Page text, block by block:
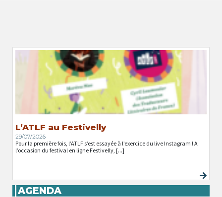
L’ATLF au Festivelly
29/07/2026
Pour la première fois, l’ATLF s’est essayée à l’exercice du live Instagram ! A
l’occasion du festival en ligne Festivelly, [...]
AGENDA